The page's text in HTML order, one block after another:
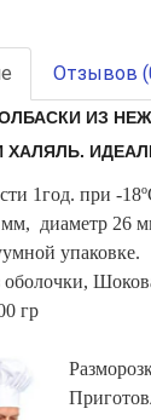
Отзывов
ИЗ
ХАЛЯЛЬ.
1год. при -
диаметр 26
упаковке.
оболочки,
гр